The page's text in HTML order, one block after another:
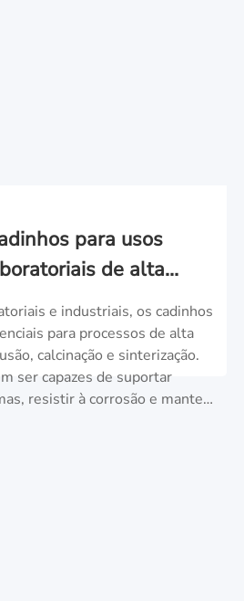
para usos
de alta
e industriais, os cadinhos
para processos de alta
calcinação e sinterização.
ser capazes de suportar
resistir à corrosão e manter
usados para cadinhos